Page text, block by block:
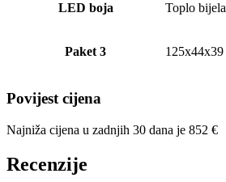
LED boja Toplo bijela
Paket 3 125x44x39
Povijest cijena
Najniža cijena u zadnjih 30 dana je 852 €
Recenzije